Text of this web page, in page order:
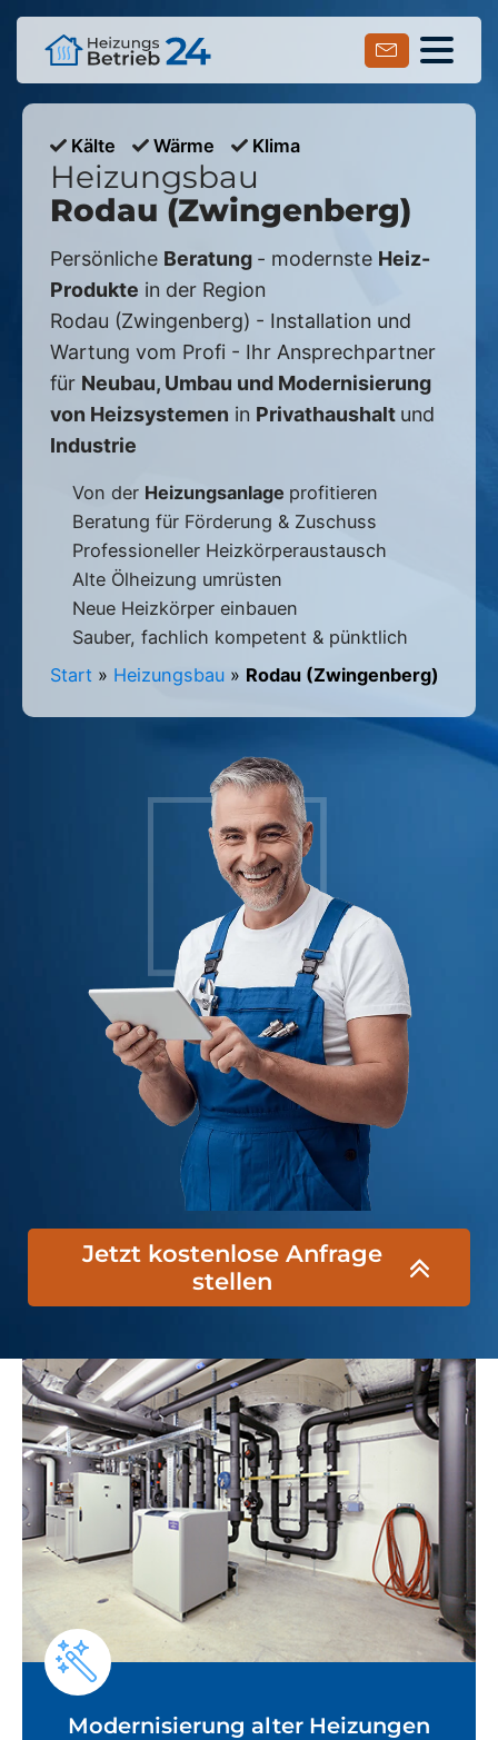
Kälte Wärme Klima
Heizungsbau
Rodau (Zwingenberg)
Persönliche Beratung - modernste Heiz-
Produkte in der Region
Rodau (Zwingenberg) - Installation und
Wartung vom Profi - Ihr Ansprechpartner
für Neubau, Umbau und Modernisierung
von Heizsystemen in Privathaushalt und
Industrie
Von der Heizungsanlage profitieren
Beratung für Förderung & Zuschuss
Professioneller Heizkörperaustausch
Alte Ölheizung umrüsten
Neue Heizkörper einbauen
Sauber, fachlich kompetent & pünktlich
Start » Heizungsbau » Rodau (Zwingenberg)
Jetzt kostenlose Anfrage
stellen
Modernisierung alter Heizungen